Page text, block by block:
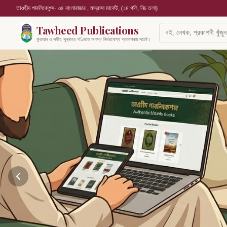
তাওহীদ পাবলিকেশন্স- ৩৪ বাংলাবাজার , মাদ্রাসা মার্কেট, (১ম গলি, নিচ তলা)
Tawheed Publications
কুরআন ও সহীহ সুন্নাহর গণ্ডিতে আবদ্ধ নির্ভরযোগ্য প্রকাশনায় সচেষ্ট।